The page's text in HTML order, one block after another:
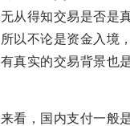
从得知交易是否是
以不论是资金入境
真实的交易背景也
看，国内支付一般